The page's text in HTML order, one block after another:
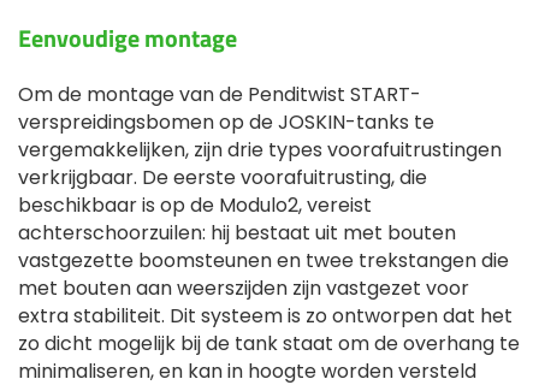
Eenvoudige montage
Om de montage van de Penditwist START-
verspreidingsbomen op de JOSKIN-tanks te
vergemakkelijken, zijn drie types voorafuitrustingen
verkrijgbaar. De eerste voorafuitrusting, die
beschikbaar is op de Modulo2, vereist
achterschoorzuilen: hij bestaat uit met bouten
vastgezette boomsteunen en twee trekstangen die
met bouten aan weerszijden zijn vastgezet voor
extra stabiliteit. Dit systeem is zo ontworpen dat het
zo dicht mogelijk bij de tank staat om de overhang te
minimaliseren, en kan in hoogte worden versteld